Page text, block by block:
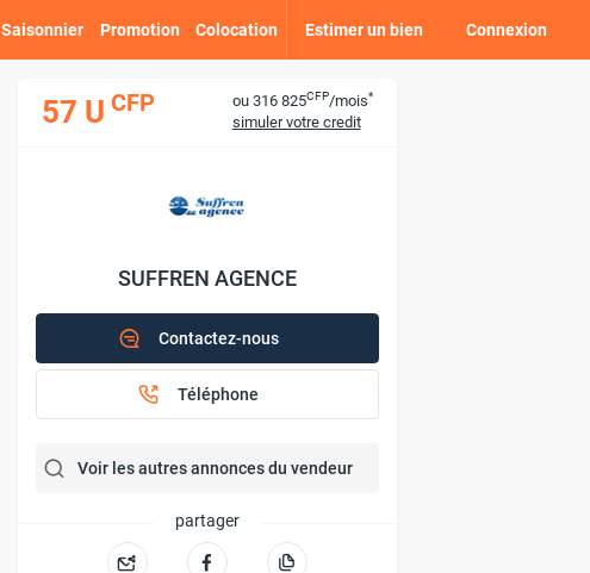
Estimer un bien Connexion
Saisonnier Promotion Colocation
57 U CFP ou 316 825CFP/mois*
simuler votre credit
SUFFREN AGENCE
Contactez-nous
Téléphone
Voir les autres annonces du vendeur
partager